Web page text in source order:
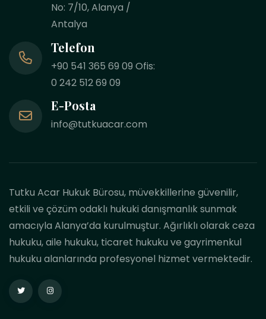
No: 7/10, Alanya /
Antalya
Telefon
+90 541 365 69 09 Ofis:
0 242 512 69 09
E-Posta
info@tutkuacar.com
Tutku Acar Hukuk Bürosu, müvekkillerine güvenilir,
etkili ve çözüm odaklı hukuki danışmanlık sunmak
amacıyla Alanya’da kurulmuştur. Ağırlıklı olarak ceza
hukuku, aile hukuku, ticaret hukuku ve gayrimenkul
hukuku alanlarında profesyonel hizmet vermektedir.